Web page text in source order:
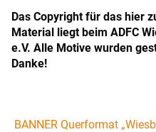
Das Copyright für das hier
Material liegt beim ADFC
e.V. Alle Motive wurden
Danke!
BANNER Querformat